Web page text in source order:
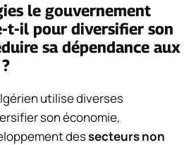
le gouvernement
t-il pour diversifier son
sa dépendance aux
utilise diverses
son économie,
dessecteurs non